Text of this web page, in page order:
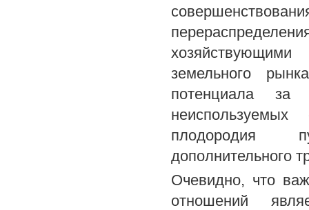
земельного
потенциала за
плодородия
дополнительного
Очевидно, что
отношений